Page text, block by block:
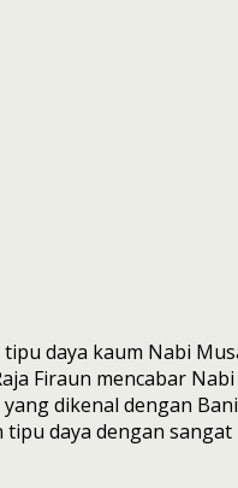
tipu daya kaum Nabi
Firaun mencabar
dikenal dengan
tipu daya dengan